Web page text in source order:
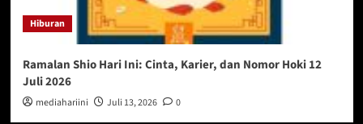
Hiburan
Ramalan Shio Hari Ini: Cinta, Karier, dan Nomor Hoki 12
Juli 2026
mediahariini Juli 13, 2026 0